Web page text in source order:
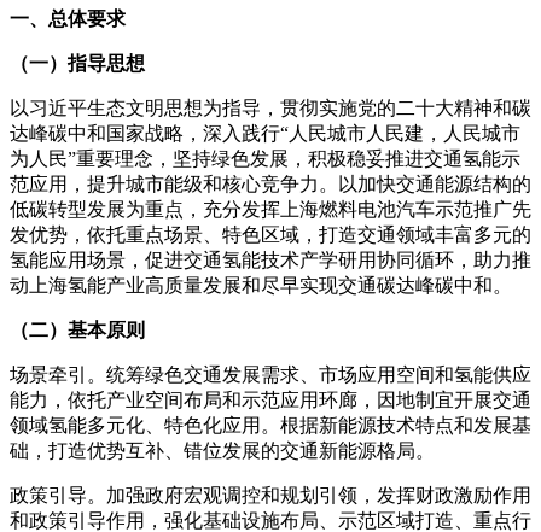
一、总体要求
（一）指导思想
以习近平生态文明思想为指导，贯彻实施党的二十大精神和碳
达峰碳中和国家战略，深入践行“人民城市人民建，人民城市
为人民”重要理念，坚持绿色发展，积极稳妥推进交通氢能示
范应用，提升城市能级和核心竞争力。以加快交通能源结构的
低碳转型发展为重点，充分发挥上海燃料电池汽车示范推广先
发优势，依托重点场景、特色区域，打造交通领域丰富多元的
氢能应用场景，促进交通氢能技术产学研用协同循环，助力推
动上海氢能产业高质量发展和尽早实现交通碳达峰碳中和。
（二）基本原则
场景牵引。统筹绿色交通发展需求、市场应用空间和氢能供应
能力，依托产业空间布局和示范应用环廊，因地制宜开展交通
领域氢能多元化、特色化应用。根据新能源技术特点和发展基
础，打造优势互补、错位发展的交通新能源格局。
政策引导。加强政府宏观调控和规划引领，发挥财政激励作用
和政策引导作用，强化基础设施布局、示范区域打造、重点行